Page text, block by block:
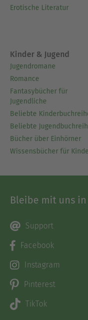
Erotische Literatur
Kinder & Jugend
Jugendromane
Romance
Fantasybücher für
Jugendliche
Beliebte
Beliebte
Bücher über Einhörner
Wissensbücher für
Bleibe mit uns
Support
Facebook
Instagram
Pinterest
TikTok